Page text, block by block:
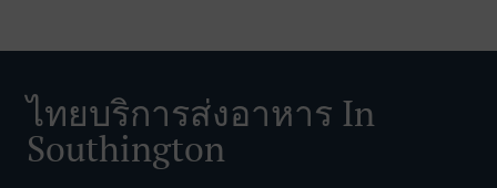
ไทยบริการส่งอาหาร In
Southington